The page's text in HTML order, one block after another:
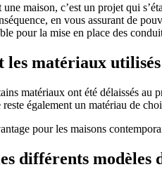
maison, c’est un projet qui
en vous assurant de
pour la mise en place des
les matériaux
matériaux ont été délaissés au
également un matériau de
pour les maisons
différents modèles